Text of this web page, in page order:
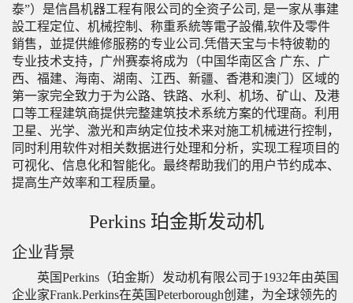
泰”）是信昌机器工程有限公司的全资子公司, 是一家从事建
設工程定位、机械控制、称重系統等電子設備,软件及零件
銷售，並提供維修服務的专业公司.凭借天宝与卡特彼勒的
专业技术支持，广州赛泰将成为（中国华南区含 广东、广
西、福建、海南、湖南、江西、新疆、香港和澳门）区域的
第一家完全致力于为公路、铁路、水利、机场、矿山、及港
口等工程建筑商提供完整建筑技术系统方案的代理商。利用
卫星、光学、激光和声纳定位技术来对施工机械进行控制，
同时利用软件对相关数据进行处理和分析，实现工程项目的
可视化、信息化和智能化。最终帮助我们的用户节约成本、
提高生产效率和工程质量。
Perkins 珀金斯发动机
企业背景
英国Perkins（珀金斯）发动机有限公司于1932年由英国
企业家Frank.Perkins在英国Peterborough创建，为全球领先的